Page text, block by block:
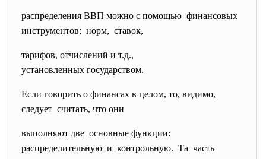
распределения ВВП можно с помощью финансовых
инструментов: норм, ставок,
тарифов, отчислений и т.д.,
установленных государством.
Если говорить о финансах в целом, то, видимо,
следует считать, что они
выполняют две основные функции:
распределительную и контрольную. Та часть